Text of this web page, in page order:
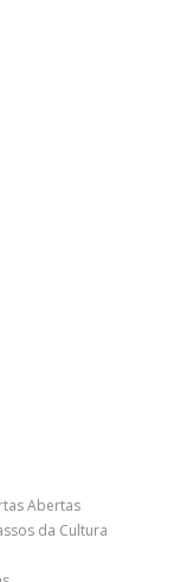
Abertas
da Cultura